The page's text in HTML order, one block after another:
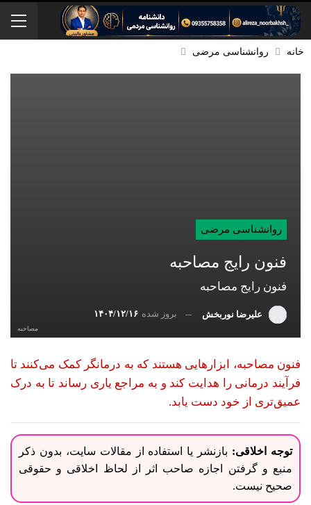
خانه روانشناسی مرضی
روانشناسی مرضی
فنون رایج مصاحبه
فنون رایج مصاحبه
علیرضا نوربخش بروز شده ۱۴۰۴/۱۲/۱۶
مصاحبه
فنون مصاحبه، ابزارهایی هستند که به درمانگر کمک می‌کنند تا
فرآیند درمانی را هدایت کند و به مراجع یاری رساند تا به درک
عمیق‌تری از خود دست یابد.
توجه اخلاقی: بازنشر یا استفاده از مقالات سایت، بدون ذکر
منبع و گرفتن اجازه صاحب اثر از لحاظ اخلاقی و حقوقی
صحیح نیست.